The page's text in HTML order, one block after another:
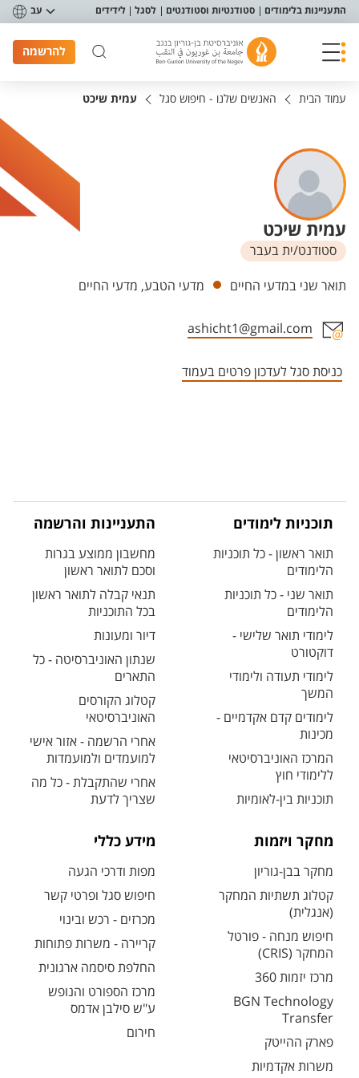
תפריט נגישות
התעניינות בלימודים סטודנטיות וסטודנטים לסגל לידידים עב
להרשמה
עמוד הבית האנשים שלנו - חיפוש סגל עמית שיכט
עמית שיכט
סטודנט/ית בעבר
יחידות
תואר שני במדעי החיים מדעי הטבע, מדעי החיים
ashicht1@gmail.com
כניסת סגל לעדכון פרטים בעמוד
תוכניות לימודים
תואר ראשון - כל תוכניות
הלימודים
תואר שני - כל תוכניות
הלימודים
לימודי תואר שלישי -
דוקטורט
לימודי תעודה ולימודי
המשך
לימודים קדם אקדמיים -
מכינות
המרכז האוניברסיטאי
ללימודי חוץ
תוכניות בין-לאומיות
התעניינות והרשמה
מחשבון ממוצע בגרות
וסכם לתואר ראשון
תנאי קבלה לתואר ראשון
בכל התוכניות
דיור ומעונות
שנתון האוניברסיטה - כל
התארים
קטלוג הקורסים
האוניברסיטאי
אחרי הרשמה - אזור אישי
למועמדים ולמועמדות
אחרי שהתקבלת - כל מה
שצריך לדעת
מחקר ויזמות
מחקר בבן-גוריון
קטלוג תשתיות המחקר
(אנגלית)
חיפוש מנחה - פורטל
המחקר (CRIS)
מרכז יזמות 360
BGN Technology
Transfer
פארק ההייטק
משרות אקדמיות
מידע כללי
מפות ודרכי הגעה
חיפוש סגל ופרטי קשר
מכרזים - רכש ובינוי
קריירה - משרות פתוחות
החלפת סיסמה ארגונית
מרכז הספורט והנופש
ע"ש סילבן אדמס
חירום